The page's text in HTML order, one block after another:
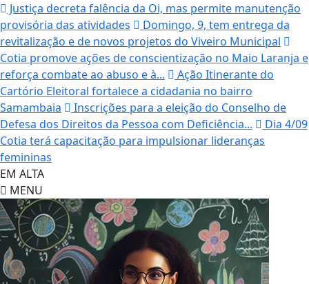
Justiça decreta falência da Oi, mas permite manutenção
provisória das atividades
Domingo, 9, tem entrega da
revitalização e de novos projetos do Viveiro Municipal
Cotia promove ações de conscientização no Maio Laranja e
reforça combate ao abuso e à...
Ação Itinerante do
Cartório Eleitoral fortalece a cidadania no bairro
Samambaia
Inscrições para a eleição do Conselho de
Defesa dos Direitos da Pessoa com Deficiência...
Dia 4/09
Cotia terá capacitação para impulsionar lideranças
femininas
EM ALTA
MENU